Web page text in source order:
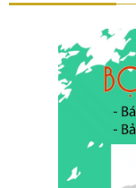
Cầu răng sứ là
TRẢ LỜI
Làm sao để ngăn
Niềng răng có